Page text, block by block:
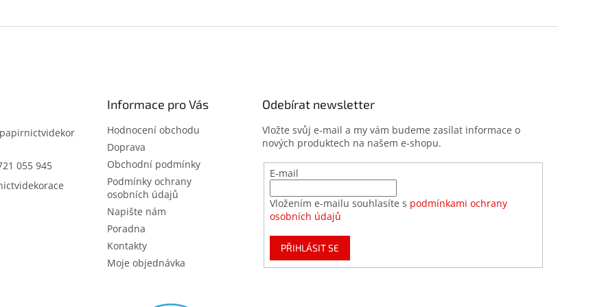
papirnictvidekor
055 945
Informace pro Vás
Hodnocení obchodu
Doprava
Obchodní podmínky
Podmínky ochrany
osobních údajů
Napište nám
Poradna
Kontakty
Moje objednávka
Odebírat newsletter
Vložte svůj e-mail a my vám budeme zasílat informace o
nových produktech na našem e-shopu.
E-mail
Vložením e-mailu souhlasíte s podmínkami ochrany
osobních údajů
PŘIHLÁSIT SE